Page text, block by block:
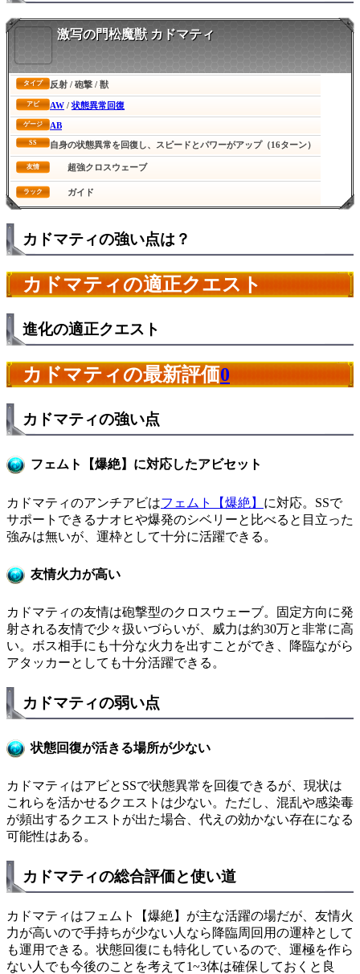
激写の門松魔獣 カドマティ
タイプ 反射 / 砲撃 / 獣
アビ AW /状態異常回復
ゲージ AB
SS 自身の状態異常を回復し、スピードとパワーがアップ（16ターン）
友情 超強クロスウェーブ
ラック ガイド
カドマティの強い点は？
カドマティの適正クエスト
進化の適正クエスト
カドマティの最新評価0
カドマティの強い点
フェムト【爆絶】に対応したアビセット
カドマティのアンチアビはフェムト【爆絶】 に対応。SSで
サポートできるナオヒや爆発のシベリーと比べると目立った
強みは無いが、運枠として十分に活躍できる。
友情火力が高い
カドマティの友情は砲撃型のクロスウェーブ。固定方向に発
射される友情で少々扱いづらいが、威力は約30万と非常に高
い。ボス相手にも十分な火力を出すことができ、降臨ながら
アタッカーとしても十分活躍できる。
カドマティの弱い点
状態回復が活きる場所が少ない
カドマティはアビとSSで状態異常を回復できるが、現状は
これらを活かせるクエストは少ない。ただし、混乱や感染毒
が頻出するクエストが出た場合、代えの効かない存在になる
可能性はある。
カドマティの総合評価と使い道
カドマティはフェムト【爆絶】が主な活躍の場だが、友情火
力が高いので手持ちが少ない人なら降臨周回用の運枠として
も運用できる。状態回復にも特化しているので、運極を作ら
ない人でも今後のことを考えて1~3体は確保しておくと良